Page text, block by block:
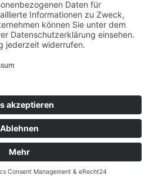
KG